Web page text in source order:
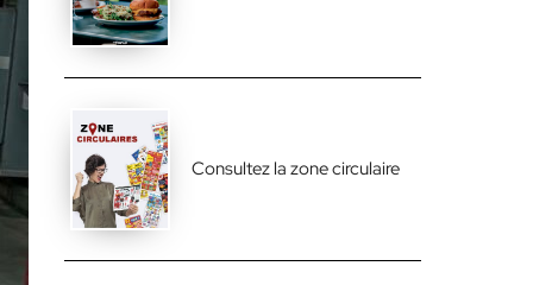
Consultez la zone circulaire